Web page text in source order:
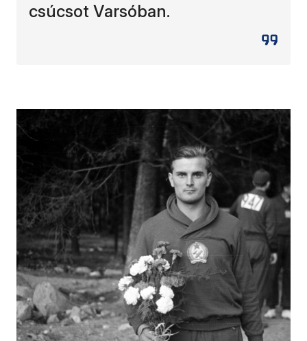
csúcsot Varsóban.